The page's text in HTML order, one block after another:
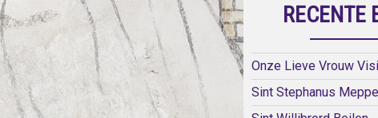
RECENTE
Onze Lieve Vrouw
Sint Stephanus